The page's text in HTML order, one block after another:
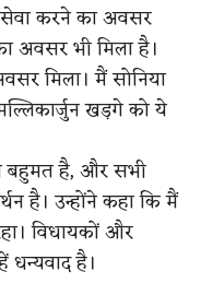
करने का अवसर
अवसर भी मिला है।
मिला। मैं सोनिया
खड़गे को ये
बहुमत है, और सभी
है। उन्होंने कहा कि मैं
विधायकों और
धन्यवाद है।